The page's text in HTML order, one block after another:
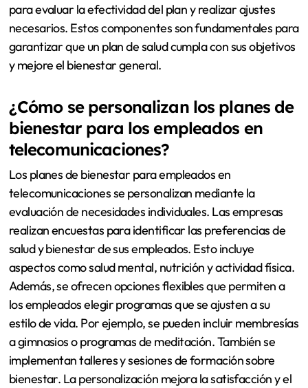
para evaluar la efectividad del plan y realizar ajustes
necesarios. Estos componentes son fundamentales para
garantizar que un plan de salud cumpla con sus objetivos
y mejore el bienestar general.
¿Cómo se personalizan los planes de
bienestar para los empleados en
telecomunicaciones?
Los planes de bienestar para empleados en
telecomunicaciones se personalizan mediante la
evaluación de necesidades individuales. Las empresas
realizan encuestas para identificar las preferencias de
salud y bienestar de sus empleados. Esto incluye
aspectos como salud mental, nutrición y actividad física.
Además, se ofrecen opciones flexibles que permiten a
los empleados elegir programas que se ajusten a su
estilo de vida. Por ejemplo, se pueden incluir membresías
a gimnasios o programas de meditación. También se
implementan talleres y sesiones de formación sobre
bienestar. La personalización mejora la satisfacción y el